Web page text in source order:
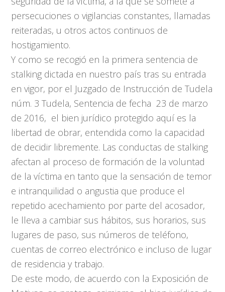
persecuciones o vigilancias constantes, llamadas
reiteradas, u otros actos continuos de
hostigamiento.
Y como se recogió en la primera sentencia de
stalking dictada en nuestro país tras su entrada
en vigor, por el Juzgado de Instrucción de Tudela
núm. 3 Tudela, Sentencia de fecha 23 de marzo
de 2016, el bien jurídico protegido aquí es la
libertad de obrar, entendida como la capacidad
de decidir libremente. Las conductas de stalking
afectan al proceso de formación de la voluntad
de la víctima en tanto que la sensación de temor
e intranquilidad o angustia que produce el
repetido acechamiento por parte del acosador,
le lleva a cambiar sus hábitos, sus horarios, sus
lugares de paso, sus números de teléfono,
cuentas de correo electrónico e incluso de lugar
de residencia y trabajo.
De este modo, de acuerdo con la Exposición de